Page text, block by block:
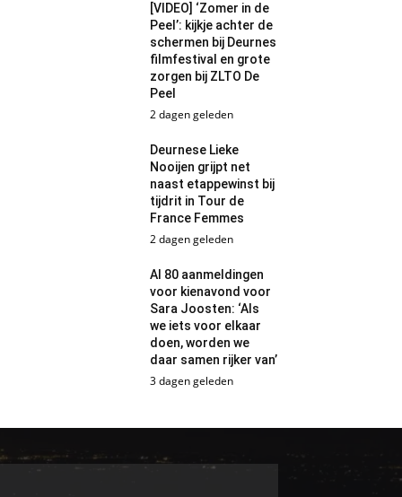
[VIDEO] ‘Zomer in de
Peel’: kijkje achter de
schermen bij Deurnes
filmfestival en grote
zorgen bij ZLTO De
Peel
2 dagen geleden
Deurnese Lieke
Nooijen grijpt net
naast etappewinst bij
tijdrit in Tour de
France Femmes
2 dagen geleden
Al 80 aanmeldingen
voor kienavond voor
Sara Joosten: ‘Als
we iets voor elkaar
doen, worden we
daar samen rijker van’
3 dagen geleden